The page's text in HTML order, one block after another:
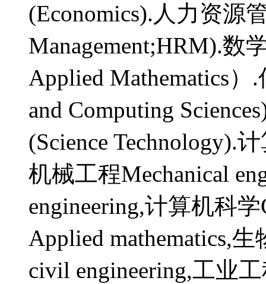
(Economics).人力资源
Management;HRM).数
Applied Mathematics
and Computing
(Science Technology).
机械工程Mechanical
engineering,计算机科
Applied mathematics,
civil engineering,工业